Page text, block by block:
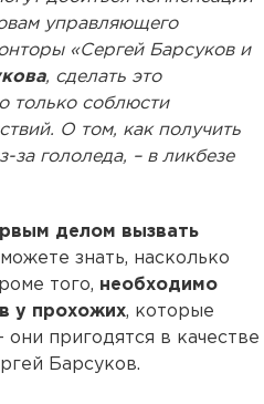
управляющего
«Сергей Барсуков и
, сделать это
только соблюсти
О том, как получить
за гололеда, – в ликбезе
делом вызвать
знать, насколько
того, необходимо
у прохожих, которые
пригодятся в качестве
Барсуков.